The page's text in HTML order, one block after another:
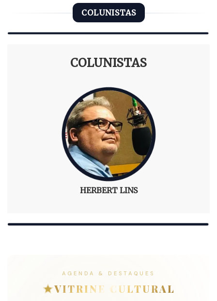
COLUNISTAS
COLUNISTAS
SÉRGIO PIRES
AGENDA & DESTAQUES
VITRINE CULTURAL